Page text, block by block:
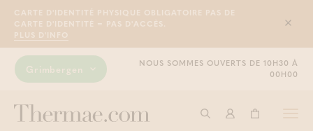
CARTE D'IDENTITÉ PHYSIQUE OBLIGATOIRE PAS DE
CARTE D'IDENTITÉ = PAS D'ACCÈS.
PLUS D'INFO
Sluit
Grimbergen
NOUS SOMMES OUVERTS DE 10H30 À
00H00
Commencer à
Connexion
Panier